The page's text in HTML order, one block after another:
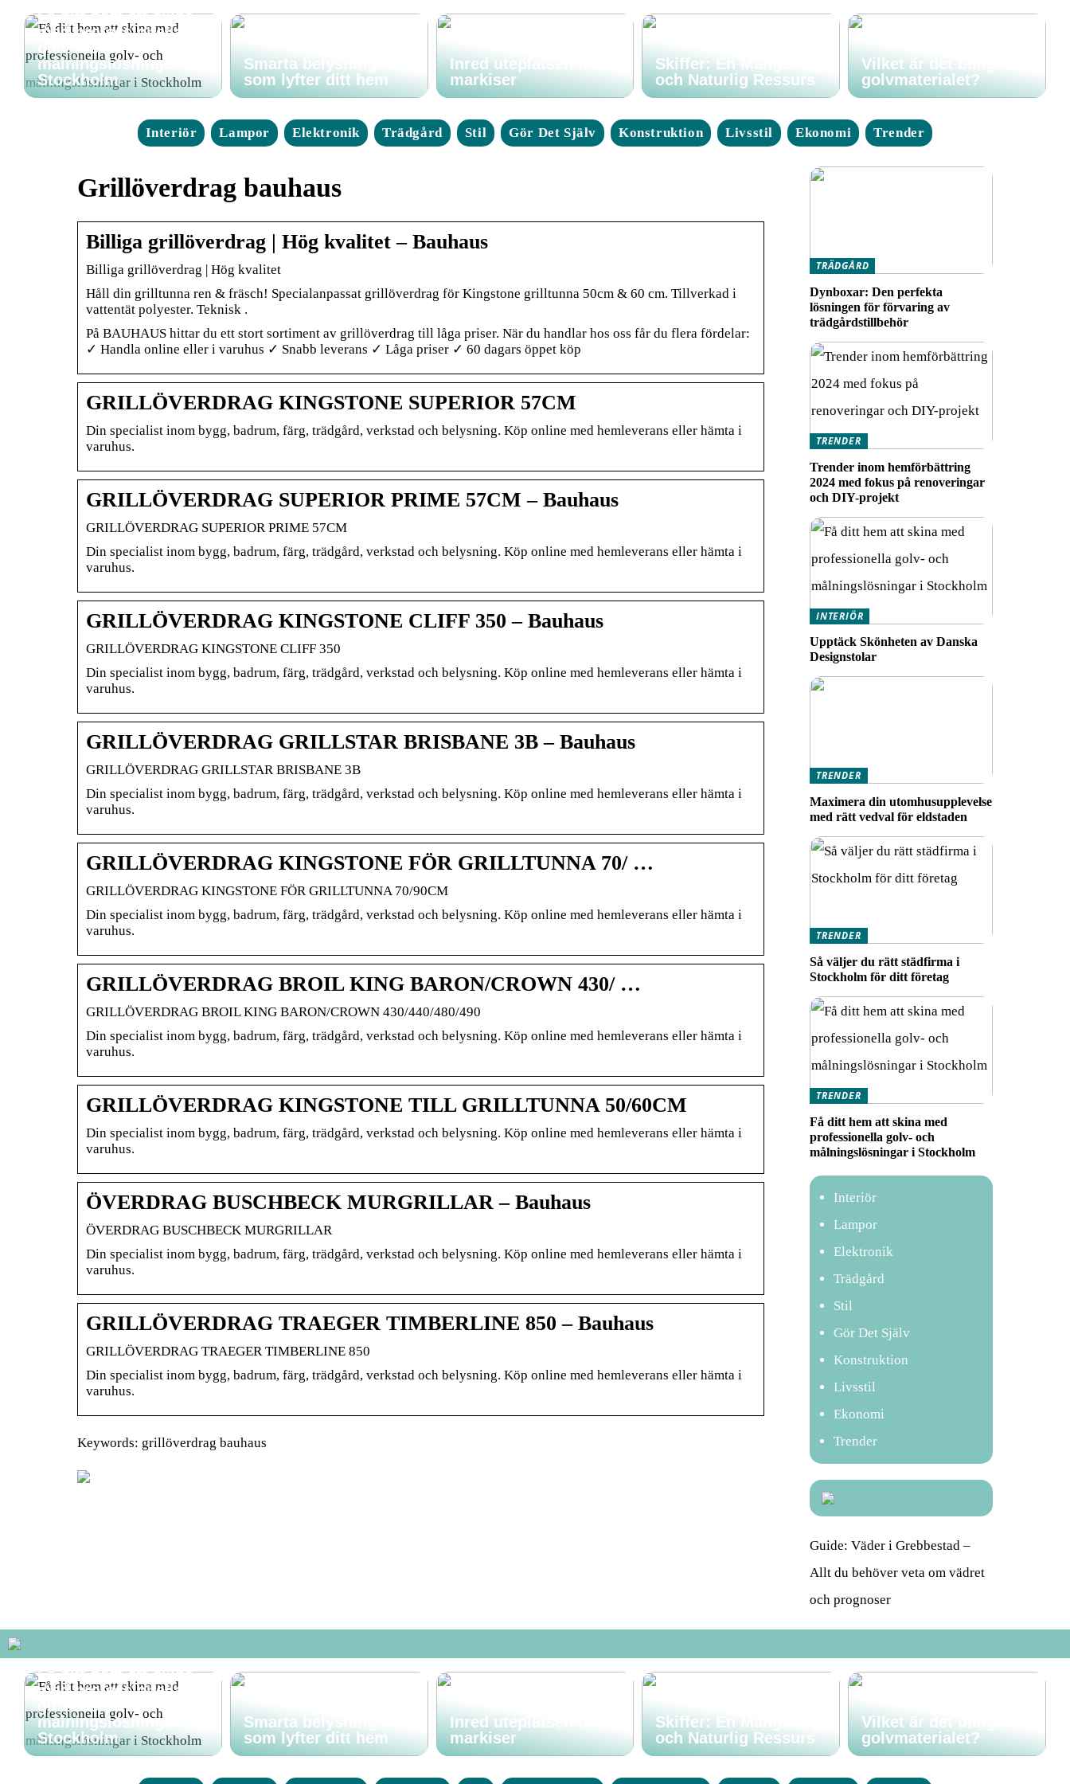
Få ditt hem att skina
med professionella
golv- och
målningslösningar i
Stockholm
Smarta belysningsval
som lyfter ditt hem
Inred uteplatsen med
markiser
Skiffer: En Mångsidig
och Naturlig Ressurs
Vilket är det billigaste
golvmaterialet?
Interiör Lampor Elektronik Trädgård Stil Gör Det Själv Konstruktion Livsstil Ekonomi Trender
Grillöverdrag bauhaus
Billiga grillöverdrag | Hög kvalitet – Bauhaus
Billiga grillöverdrag | Hög kvalitet
Håll din grilltunna ren & fräsch! Specialanpassat grillöverdrag för Kingstone grilltunna 50cm & 60 cm. Tillverkad i
vattentät polyester. Teknisk .
På BAUHAUS hittar du ett stort sortiment av grillöverdrag till låga priser. När du handlar hos oss får du flera fördelar:
✓ Handla online eller i varuhus ✓ Snabb leverans ✓ Låga priser ✓ 60 dagars öppet köp
GRILLÖVERDRAG KINGSTONE SUPERIOR 57CM
Din specialist inom bygg, badrum, färg, trädgård, verkstad och belysning. Köp online med hemleverans eller hämta i
varuhus.
GRILLÖVERDRAG SUPERIOR PRIME 57CM – Bauhaus
GRILLÖVERDRAG SUPERIOR PRIME 57CM
Din specialist inom bygg, badrum, färg, trädgård, verkstad och belysning. Köp online med hemleverans eller hämta i
varuhus.
GRILLÖVERDRAG KINGSTONE CLIFF 350 – Bauhaus
GRILLÖVERDRAG KINGSTONE CLIFF 350
Din specialist inom bygg, badrum, färg, trädgård, verkstad och belysning. Köp online med hemleverans eller hämta i
varuhus.
GRILLÖVERDRAG GRILLSTAR BRISBANE 3B – Bauhaus
GRILLÖVERDRAG GRILLSTAR BRISBANE 3B
Din specialist inom bygg, badrum, färg, trädgård, verkstad och belysning. Köp online med hemleverans eller hämta i
varuhus.
GRILLÖVERDRAG KINGSTONE FÖR GRILLTUNNA 70/ …
GRILLÖVERDRAG KINGSTONE FÖR GRILLTUNNA 70/90CM
Din specialist inom bygg, badrum, färg, trädgård, verkstad och belysning. Köp online med hemleverans eller hämta i
varuhus.
GRILLÖVERDRAG BROIL KING BARON/CROWN 430/ …
GRILLÖVERDRAG BROIL KING BARON/CROWN 430/440/480/490
Din specialist inom bygg, badrum, färg, trädgård, verkstad och belysning. Köp online med hemleverans eller hämta i
varuhus.
GRILLÖVERDRAG KINGSTONE TILL GRILLTUNNA 50/60CM
Din specialist inom bygg, badrum, färg, trädgård, verkstad och belysning. Köp online med hemleverans eller hämta i
varuhus.
ÖVERDRAG BUSCHBECK MURGRILLAR – Bauhaus
ÖVERDRAG BUSCHBECK MURGRILLAR
Din specialist inom bygg, badrum, färg, trädgård, verkstad och belysning. Köp online med hemleverans eller hämta i
varuhus.
GRILLÖVERDRAG TRAEGER TIMBERLINE 850 – Bauhaus
GRILLÖVERDRAG TRAEGER TIMBERLINE 850
Din specialist inom bygg, badrum, färg, trädgård, verkstad och belysning. Köp online med hemleverans eller hämta i
varuhus.
Keywords: grillöverdrag bauhaus
TRÄDGÅRD
Dynboxar: Den perfekta
lösningen för förvaring av
trädgårdstillbehör
TRENDER
Trender inom hemförbättring
2024 med fokus på renoveringar
och DIY-projekt
INTERIÖR
Upptäck Skönheten av Danska
Designstolar
TRENDER
Maximera din utomhusupplevelse
med rätt vedval för eldstaden
TRENDER
Så väljer du rätt städfirma i
Stockholm för ditt företag
TRENDER
Få ditt hem att skina med
professionella golv- och
målningslösningar i Stockholm
Interiör
Lampor
Elektronik
Trädgård
Stil
Gör Det Själv
Konstruktion
Livsstil
Ekonomi
Trender
Guide: Väder i Grebbestad –
Allt du behöver veta om vädret
och prognoser
Få ditt hem att skina
med professionella
golv- och
målningslösningar i
Stockholm
Smarta belysningsval
som lyfter ditt hem
Inred uteplatsen med
markiser
Skiffer: En Mångsidig
och Naturlig Ressurs
Vilket är det billigaste
golvmaterialet?